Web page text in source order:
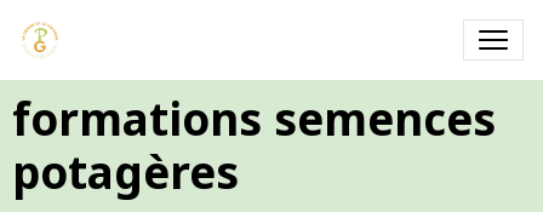
formations semences
potagères